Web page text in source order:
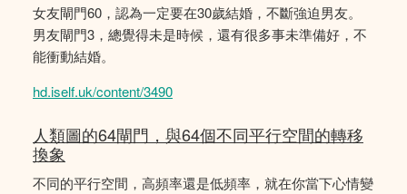
女友閘門60，認為一定要在30歲結婚，不斷強迫男友。
男友閘門3，總覺得未是時候，還有很多事未準備好，不
能衝動結婚。
hd.iself.uk/content/3490
人類圖的64閘門，與64個不同平行空間的轉移
換象
不同的平行空間，高頻率還是低頻率，就在你當下心情變